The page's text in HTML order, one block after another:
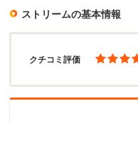
ストリームの基本情報
クチコミ評価